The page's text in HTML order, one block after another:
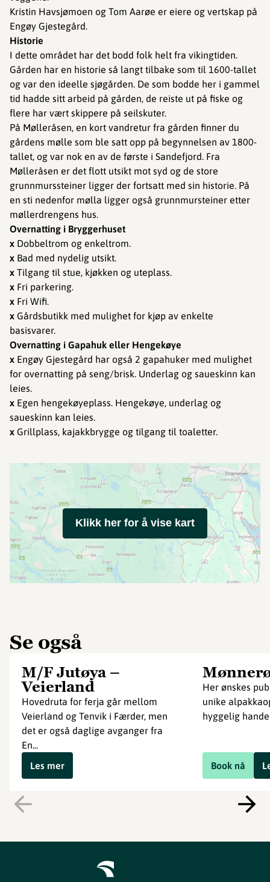
Kristin Havsjømoen og Tom Aarøe er eiere og vertskap på
Engøy Gjestegård.
Historie
I dette området har det bodd folk helt fra vikingtiden.
Gården har en historie så langt tilbake som til 1600-tallet
og var den ideelle sjøgården. De som bodde her i gammel
tid hadde sitt arbeid på gården, de reiste ut på fiske og
flere har vært skippere på seilskuter.
På Mølleråsen, en kort vandretur fra gården finner du
gårdens mølle som ble satt opp på begynnelsen av 1800-
tallet, og var nok en av de første i Sandefjord. Fra
Mølleråsen er det flott utsikt mot syd og de store
grunnmurssteiner ligger der fortsatt med sin historie. På
en sti nedenfor mølla ligger også grunnmursteiner etter
møllerdrengens hus.
Overnatting i Bryggerhuset
x Dobbeltrom og enkeltrom.
x Bad med nydelig utsikt.
x Tilgang til stue, kjøkken og uteplass.
x Fri parkering.
x Fri Wifi.
x Gårdsbutikk med mulighet for kjøp av enkelte
basisvarer.
Overnatting i Gapahuk eller Hengekøye
x Engøy Gjestegård har også 2 gapahuker med mulighet
for overnatting på seng/brisk. Underlag og saueskinn kan
leies.
x Egen hengekøyeplass. Hengekøye, underlag og
saueskinn kan leies.
x Grillplass, kajakkbrygge og tilgang til toaletter.
Klikk her for å vise kart
Se også
M/F Jutøya –
Veierland
Hovedruta for ferja går mellom
Veierland og Tenvik i Færder, men
det er også daglige avganger fra
En...
Les mer
Her ønskes
unike
hyggelig
Book nå